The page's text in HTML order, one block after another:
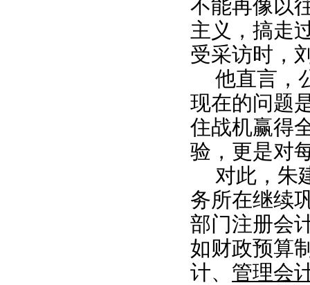
不能再像以
主义，搞走
受采访时，
他直言，
现在的问题
住战机赢得
验，更是对
对此，朱
务所在继续
部门注册会
如财政预算
计、 管理会